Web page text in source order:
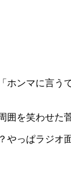
ンマに言う
を笑わせた
っぱラジオ